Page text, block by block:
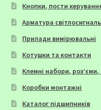
Кнопки, пости
Арматура
Прилади вимірювальні
Котушки та контакти
Клемні набори,
Коробки монтажні
Каталог підшипників